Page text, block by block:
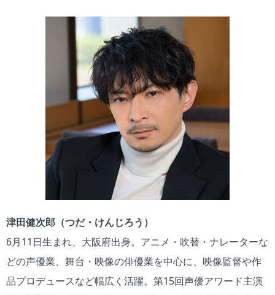
津田健次郎（つだ・けんじろう）
6月11日生まれ、大阪府出身。アニメ・吹替・ナレーターな
どの声優業、舞台・映像の俳優業を中心に、映像監督や作
品プロデュースなど幅広く活躍。第15回声優アワード主演